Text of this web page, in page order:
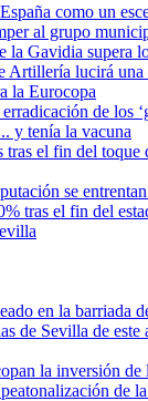
como un
al grupo
la Gavidia supera
Artillería lucirá
la Eurocopa
de los
y tenía la vacuna
el fin del toque
se
tras el fin del
en la barriada
de Sevilla de este
la inversión de
de